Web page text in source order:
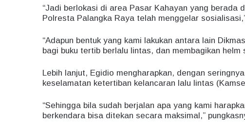
“Jadi berlokasi di area Pasar Kahayan yang berada
Polresta Palangka Raya telah menggelar
“Adapun bentuk yang kami lakukan antara lain
bagi buku tertib berlalu lintas, dan membagikan helm
Lebih lanjut, Egidio mengharapkan, dengan
keselamatan ketertiban kelancaran lalu lintas
“Sehingga bila sudah berjalan apa yang kami
berkendara bisa ditekan secara maksimal,”